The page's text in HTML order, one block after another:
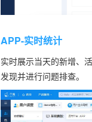
APP-实时统计
实时展示当天的新增、
发现并进行问题排查。